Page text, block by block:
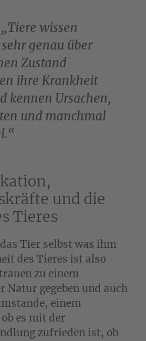
wissen
genau über
Zustand
ihre Krankheit
kennen Ursachen,
und manchmal
und die
Tieres
Tier selbst was ihm
des Tieres ist also
zu einem
Natur gegeben und auch
einem
es mit der
zufrieden ist, ob